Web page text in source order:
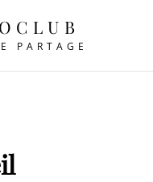
PARTAGE